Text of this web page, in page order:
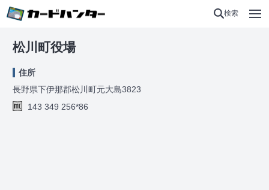
検索
松川町役場
住所
長野県下伊那郡松川町元大島3823
143 349 256*86